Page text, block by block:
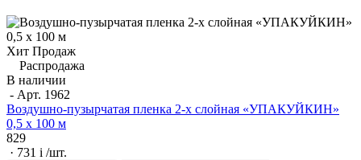
Хит Продаж
Распродажа
В наличии
- Арт. 1962
Воздушно-пузырчатая пленка 2-х слойная «УПАКУЙКИН»
0,5 х 100 м
829
· 731 i /шт.